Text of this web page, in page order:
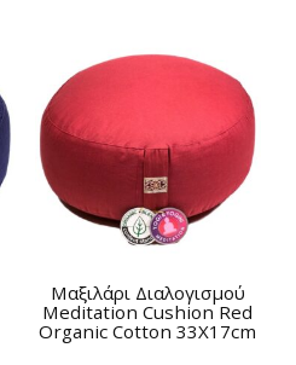
Μαξιλάρι Διαλογισμού
Meditation Cushion Red
Organic Cotton 33Χ17cm